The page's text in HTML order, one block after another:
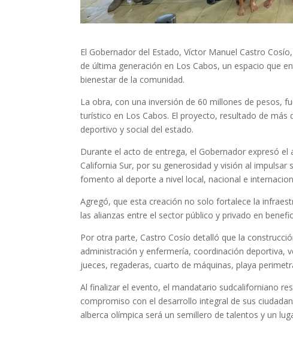
El Gobernador del Estado, Víctor Manuel Castro
de última generación en Los Cabos, un espacio que
bienestar de la comunidad.
La obra, con una inversión de 60 millones de pesos,
turístico en Los Cabos. El proyecto, resultado de
deportivo y social del estado.
Durante el acto de entrega, el Gobernador expresó
California Sur, por su generosidad y visión al
fomento al deporte a nivel local, nacional e
Agregó, que esta creación no solo fortalece la
las alianzas entre el sector público y privado en
Por otra parte, Castro Cosío detalló que la
administración y enfermería, coordinación deportiva,
jueces, regaderas, cuarto de máquinas, playa
Al finalizar el evento, el mandatario sudcaliforniano
compromiso con el desarrollo integral de sus
alberca olímpica será un semillero de talentos y un